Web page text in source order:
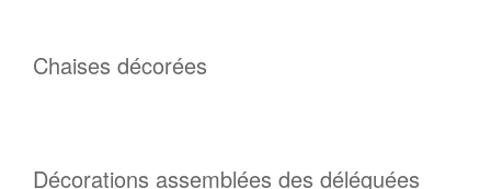
Chaises décorées
Décorations assemblées des déléguées